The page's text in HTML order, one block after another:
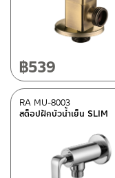
฿539
สต็อปฝักบัวน้ำเย็น SLIM
RA MU-8003